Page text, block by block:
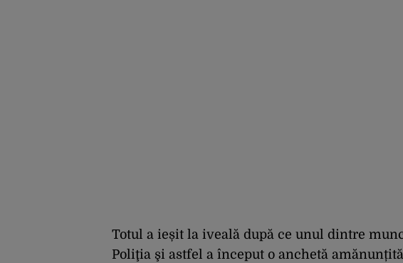
Totul a ieșit la iveală după ce unul dintre
Poliţia şi astfel a început o anchetă